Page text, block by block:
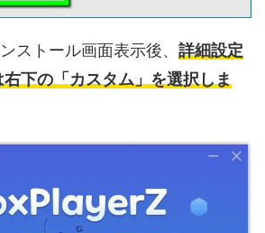
ストール画面表示後、 詳細設定
下の「カスタム」を選択しま